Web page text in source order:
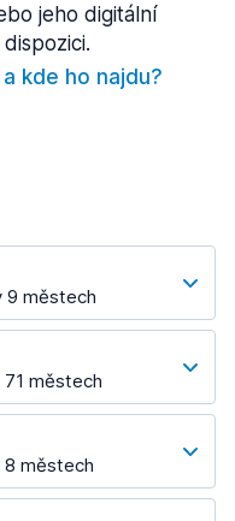
jeho digitální
kde ho najdu?
9 městech
71 městech
8 městech